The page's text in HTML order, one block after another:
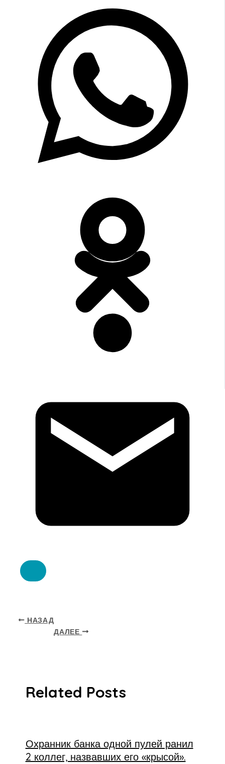
НАЗАД
ДАЛЕЕ
Related Posts
Охранник банка одной пулей ранил
2 коллег, назвавших его «крысой».